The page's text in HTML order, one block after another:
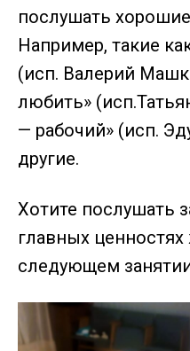
послушать
Например, такие
(исп. Валерий
любить»
— рабочий» (исп.
другие.
Хотите послушать
главных
следующем